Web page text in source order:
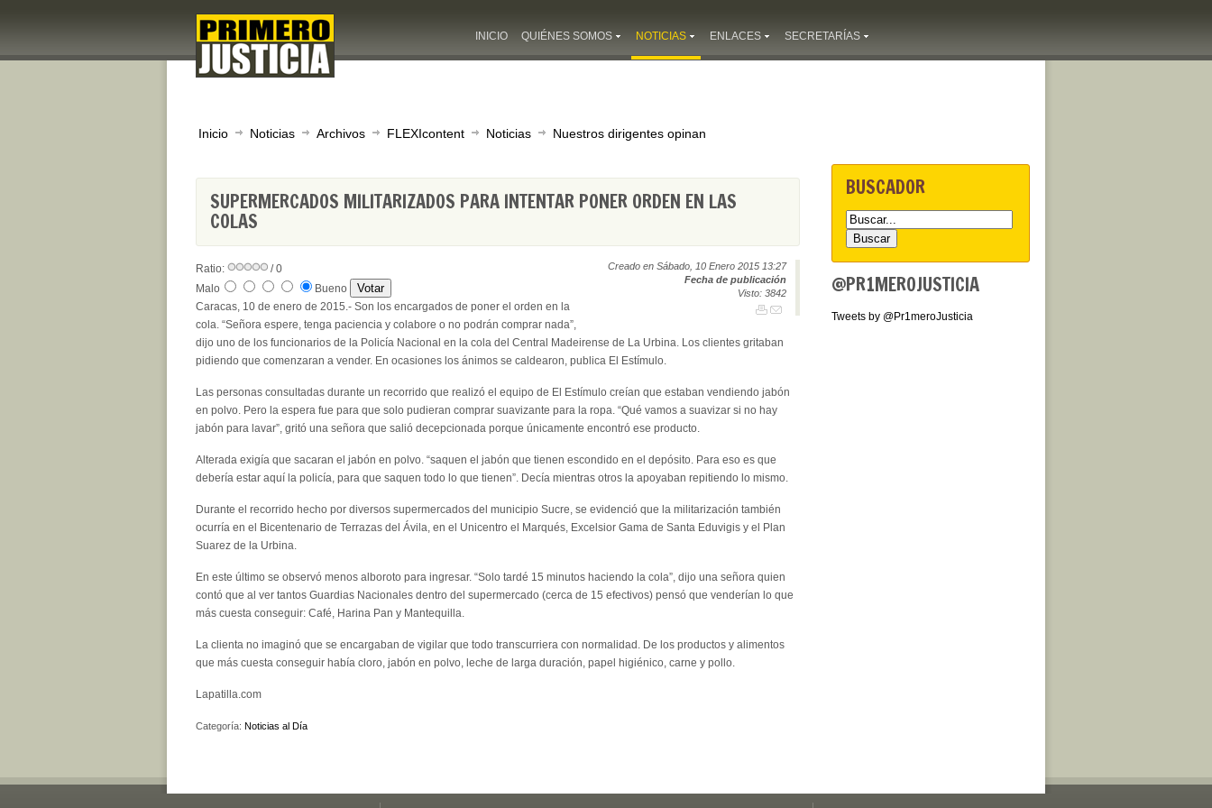
INICIO QUIÉNES SOMOS NOTICIAS ENLACES SECRETARÍAS
Inicio Noticias Archivos FLEXIcontent Noticias Nuestros dirigentes opinan
SUPERMERCADOS MILITARIZADOS PARA INTENTAR PONER ORDEN EN LAS
COLAS
Creado en Sábado, 10 Enero 2015 13:27
Fecha de publicación
Visto: 3842
Ratio:
/ 0
Malo
Bueno
Caracas, 10 de enero de 2015.- Son los encargados de poner el orden en la
cola. “Señora espere, tenga paciencia y colabore o no podrán comprar nada”,
dijo uno de los funcionarios de la Policía Nacional en la cola del Central Madeirense de La Urbina. Los clientes gritaban
pidiendo que comenzaran a vender. En ocasiones los ánimos se caldearon, publica El Estímulo.
Las personas consultadas durante un recorrido que realizó el equipo de El Estímulo creían que estaban vendiendo jabón
en polvo. Pero la espera fue para que solo pudieran comprar suavizante para la ropa. “Qué vamos a suavizar si no hay
jabón para lavar”, gritó una señora que salió decepcionada porque únicamente encontró ese producto.
Alterada exigía que sacaran el jabón en polvo. “saquen el jabón que tienen escondido en el depósito. Para eso es que
debería estar aquí la policía, para que saquen todo lo que tienen”. Decía mientras otros la apoyaban repitiendo lo mismo.
Durante el recorrido hecho por diversos supermercados del municipio Sucre, se evidenció que la militarización también
ocurría en el Bicentenario de Terrazas del Ávila, en el Unicentro el Marqués, Excelsior Gama de Santa Eduvigis y el Plan
Suarez de la Urbina.
En este último se observó menos alboroto para ingresar. “Solo tardé 15 minutos haciendo la cola”, dijo una señora quien
contó que al ver tantos Guardias Nacionales dentro del supermercado (cerca de 15 efectivos) pensó que venderían lo que
más cuesta conseguir: Café, Harina Pan y Mantequilla.
La clienta no imaginó que se encargaban de vigilar que todo transcurriera con normalidad. De los productos y alimentos
que más cuesta conseguir había cloro, jabón en polvo, leche de larga duración, papel higiénico, carne y pollo.
Lapatilla.com
Categoría: Noticias al Día
BUSCADOR
@PR1MEROJUSTICIA
Tweets by @Pr1meroJusticia